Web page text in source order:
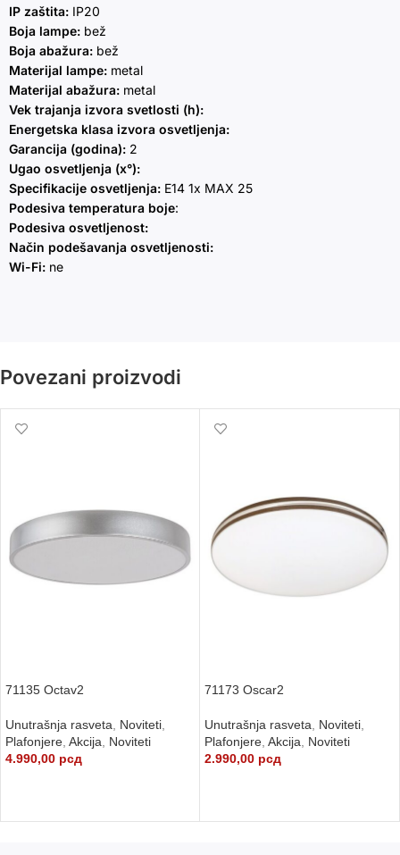
IP zaštita: IP20
Boja lampe: bež
Boja abažura: bež
Materijal lampe: metal
Materijal abažura: metal
Vek trajanja izvora svetlosti (h):
Energetska klasa izvora osvetljenja:
Garancija (godina): 2
Ugao osvetljenja (x°):
Specifikacije osvetljenja: E14 1x MAX 25
Podesiva temperatura boje:
Podesiva osvetljenost:
Način podešavanja osvetljenosti:
Wi-Fi: ne
Povezani proizvodi
71135 Octav2
Unutrašnja rasveta Noviteti
Plafonjere Akcija
Noviteti
4.990,00 рсд
71173 Oscar2
Unutrašnja rasveta Noviteti
Plafonjere Akcija
Noviteti
2.990,00 рсд